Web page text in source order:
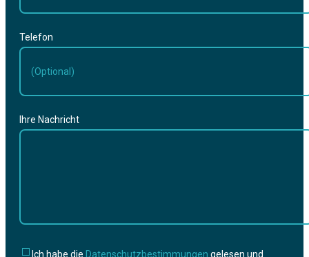
Telefon
Ihre Nachricht
Ich habe die Datenschutzbestimmungen gelesen und